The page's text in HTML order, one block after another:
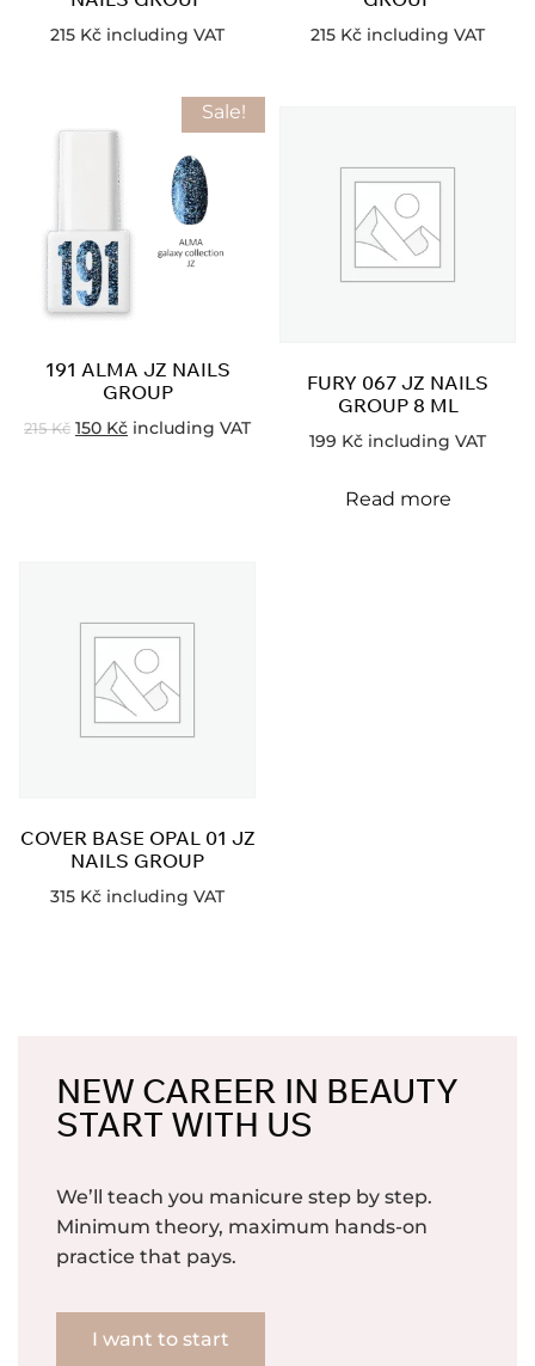
215 Kč including VAT 215 Kč including VAT
Sale!
191 ALMA JZ NAILS
GROUP
215Kč 150 Kč including VAT
FURY 067 JZ NAILS
GROUP 8 ML
199 Kč including VAT
Read more
COVER BASE OPAL 01 JZ
NAILS GROUP
315 Kč including VAT
NEW CAREER IN BEAUTY
START WITH US
We’ll teach you manicure step by step.
Minimum theory, maximum hands-on
practice that pays.
I want to start